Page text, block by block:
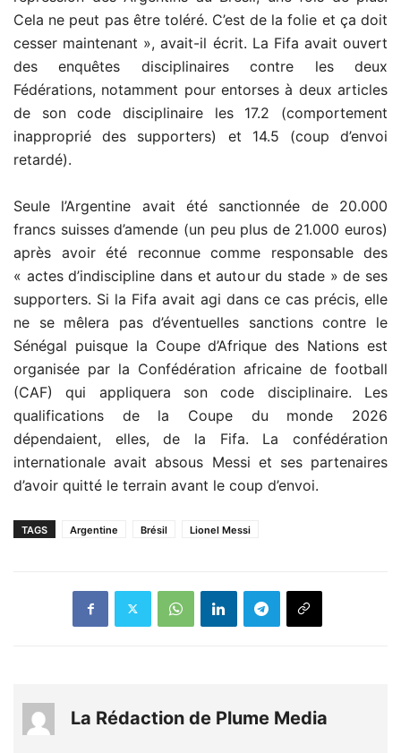
Cela ne peut pas être toléré. C’est de la folie et ça doit
cesser maintenant », avait-il écrit. La Fifa avait ouvert
des enquêtes disciplinaires contre les deux
Fédérations, notamment pour entorses à deux articles
de son code disciplinaire les 17.2 (comportement
inapproprié des supporters) et 14.5 (coup d’envoi
retardé).
Seule l’Argentine avait été sanctionnée de 20.000
francs suisses d’amende (un peu plus de 21.000 euros)
après avoir été reconnue comme responsable des
« actes d’indiscipline dans et autour du stade » de ses
supporters. Si la Fifa avait agi dans ce cas précis, elle
ne se mêlera pas d’éventuelles sanctions contre le
Sénégal puisque la Coupe d’Afrique des Nations est
organisée par la Confédération africaine de football
(CAF) qui appliquera son code disciplinaire. Les
qualifications de la Coupe du monde 2026
dépendaient, elles, de la Fifa. La confédération
internationale avait absous Messi et ses partenaires
d’avoir quitté le terrain avant le coup d’envoi.
TAGS Argentine Brésil Lionel Messi
La Rédaction de Plume Media